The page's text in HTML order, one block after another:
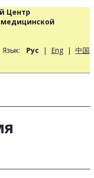
Центр
Рус | Eng | 中国